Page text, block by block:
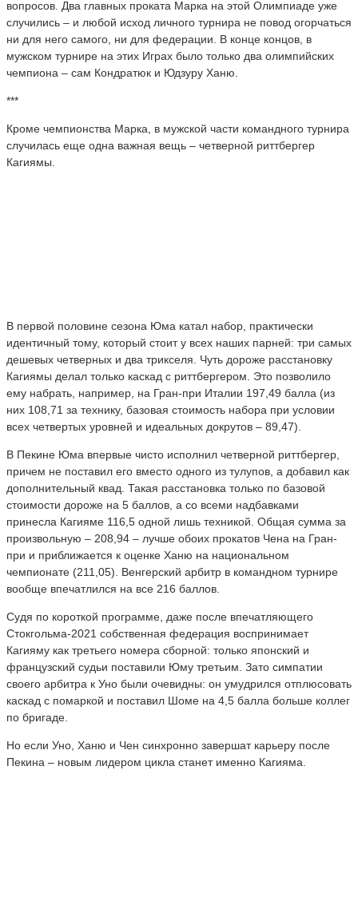
вопросов. Два главных проката Марка на этой Олимпиаде уже
случились – и любой исход личного турнира не повод огорчаться
ни для него самого, ни для федерации. В конце концов, в
мужском турнире на этих Играх было только два олимпийских
чемпиона – сам Кондратюк и Юдзуру Ханю.
***
Кроме чемпионства Марка, в мужской части командного турнира
случилась еще одна важная вещь – четверной риттбергер
Кагиямы.
В первой половине сезона Юма катал набор, практически
идентичный тому, который стоит у всех наших парней: три самых
дешевых четверных и два трикселя. Чуть дороже расстановку
Кагиямы делал только каскад с риттбергером. Это позволило
ему набрать, например, на Гран-при Италии 197,49 балла (из
них 108,71 за технику, базовая стоимость набора при условии
всех четвертых уровней и идеальных докрутов – 89,47).
В Пекине Юма впервые чисто исполнил четверной риттбергер,
причем не поставил его вместо одного из тулупов, а добавил как
дополнительный квад. Такая расстановка только по базовой
стоимости дороже на 5 баллов, а со всеми надбавками
принесла Кагияме 116,5 одной лишь техникой. Общая сумма за
произвольную – 208,94 – лучше обоих прокатов Чена на Гран-
при и приближается к оценке Ханю на национальном
чемпионате (211,05). Венгерский арбитр в командном турнире
вообще впечатлился на все 216 баллов.
Судя по короткой программе, даже после впечатляющего
Стокгольма-2021 собственная федерация воспринимает
Кагияму как третьего номера сборной: только японский и
французский судьи поставили Юму третьим. Зато симпатии
своего арбитра к Уно были очевидны: он умудрился отплюсовать
каскад с помаркой и поставил Шоме на 4,5 балла больше коллег
по бригаде.
Но если Уно, Ханю и Чен синхронно завершат карьеру после
Пекина – новым лидером цикла станет именно Кагияма.